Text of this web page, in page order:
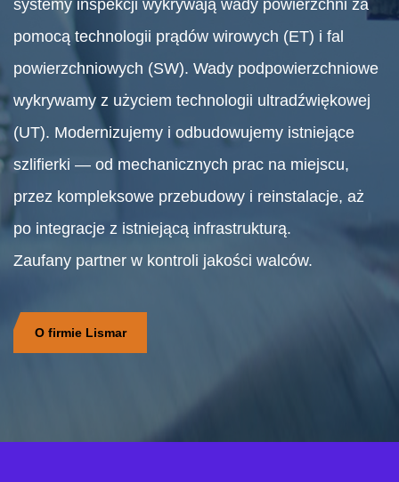
systemy inspekcji wykrywają wady powierzchni za
pomocą technologii prądów wirowych (ET) i fal
powierzchniowych (SW). Wady podpowierzchniowe
wykrywamy z użyciem technologii ultradźwiękowej
(UT). Modernizujemy i odbudowujemy istniejące
szlifierki — od mechanicznych prac na miejscu,
przez kompleksowe przebudowy i reinstalacje, aż
po integracje z istniejącą infrastrukturą.
Zaufany partner w kontroli jakości walców.
O firmie Lismar